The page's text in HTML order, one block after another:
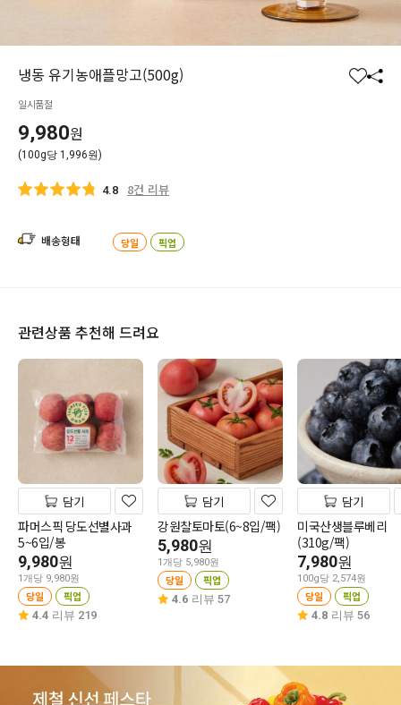
냉동 유기농애플망고(500g)
찜 공
일시품절
9,980원
(100g당 1,996원)
4.8 8건 리뷰
배송형태 당일 픽업
관련상품 추천해 드려요
담기
파머스픽 당도선별사과
5~6입/봉
9,980원
1개당 9,980원
당일 픽업
4.4 리뷰 219
담기
강원찰토마토(6~8입/팩)
5,980원
1개당 5,980원
당일 픽업
4.6 리뷰 57
담기
미국산생블루베리
(310g/팩)
7,980원
100g당 2,574원
당일 픽업
4.8 리뷰 56